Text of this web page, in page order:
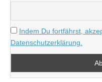
Indem Du fortfährst,
Datenschutzerklärung.